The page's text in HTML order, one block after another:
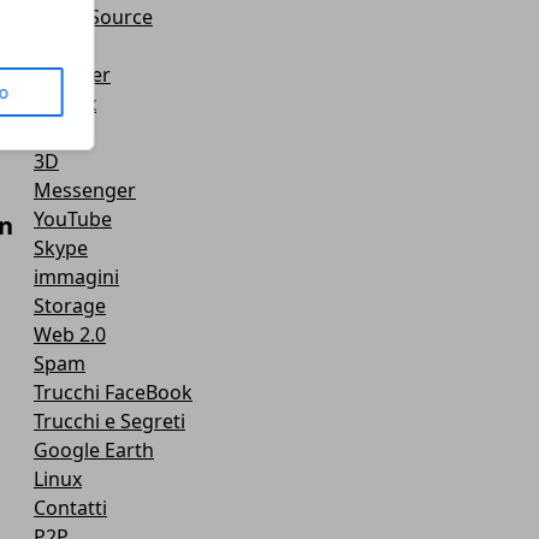
Open Source
Browser
Firefox
3D
Messenger
YouTube
Skype
immagini
Storage
Web 2.0
Spam
Trucchi FaceBook
Trucchi e Segreti
Google Earth
Linux
Contatti